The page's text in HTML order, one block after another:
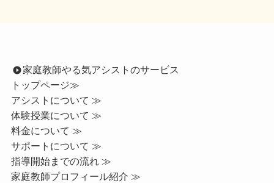
家庭教師やる気アシストのサービス
トップページ≫
アシストについて ≫
体験授業について ≫
料金について ≫
サポートについて ≫
指導開始までの流れ ≫
家庭教師プロフィール紹介 ≫